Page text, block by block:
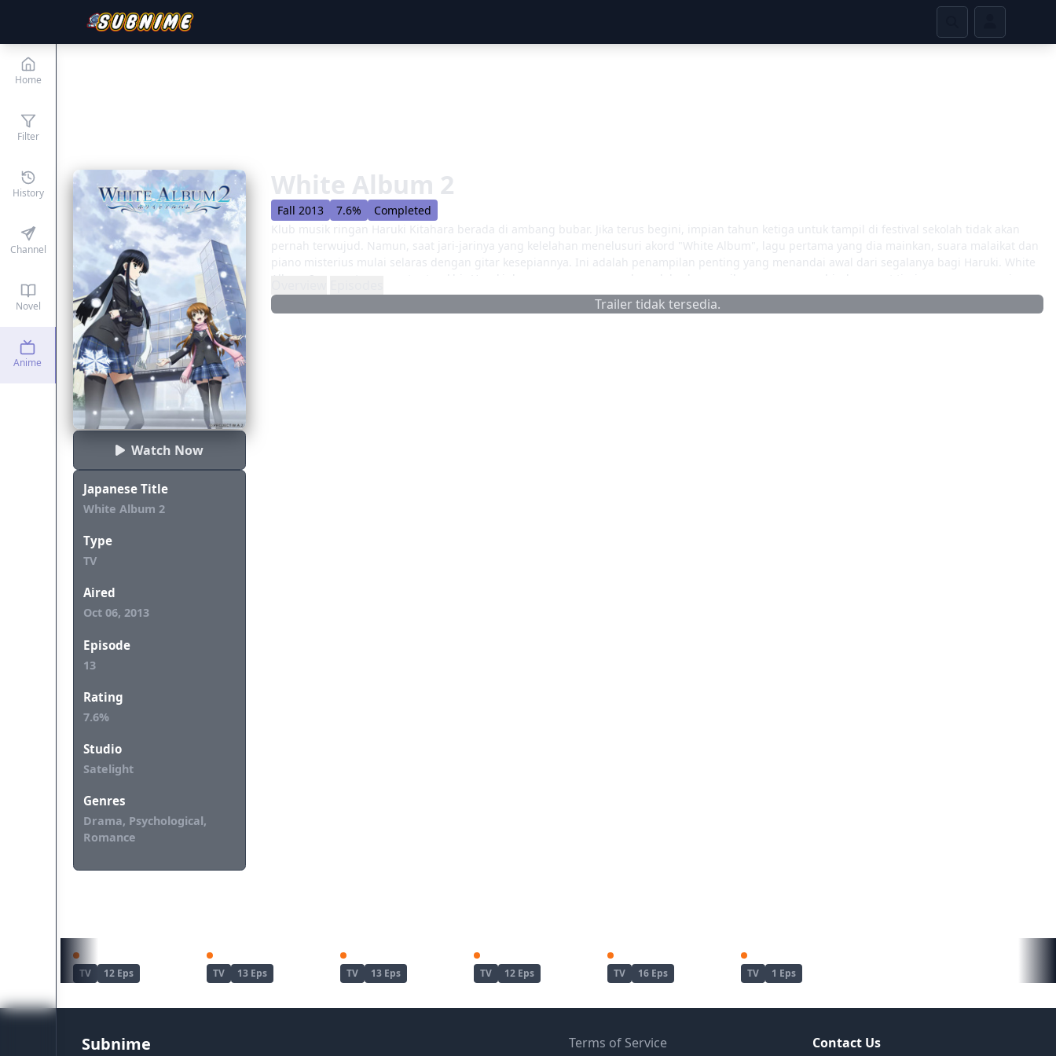
Home
Filter
History
Channel
Novel
Anime
Watch Now
Japanese Title
White Album 2
Type
TV
Aired
Oct 06, 2013
Episode
13
Rating
7.6%
Studio
Satelight
Genres
Drama, Psychological,
Romance
White Album 2
Fall 2013 7.6%
Completed
Klub musik ringan Haruki Kitahara berada di ambang bubar. Jika terus begini, impian tahun ketiga untuk tampil di festival sekolah tidak akan
pernah terwujud. Namun, saat jari-jarinya yang kelelahan menelusuri akord "White Album", lagu pertama yang dia mainkan, suara malaikat dan
piano misterius mulai selaras dengan gitar kesepiannya. Ini adalah penampilan penting yang menandai awal dari segalanya bagi Haruki. White
Album 2 mengatur semester terakhir Haruki dengan romansa yang kompleks dan musik yang menggembirakan, saat tirai panggung yang ia
inginkan mulai terbuka... [Ditulis oleh MAL Penulisan Ulang]
Trailer tidak tersedia.
TV 12 Eps TV 13 Eps TV 13 Eps TV 12 Eps TV 16 Eps TV 1 Eps
Subnime Terms of Service Contact Us